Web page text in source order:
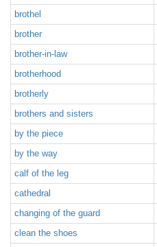
brothel
brother
brother-in-law
brotherhood
brotherly
brothers and sisters
by the piece
by the way
calf of the leg
cathedral
changing of the guard
clean the shoes